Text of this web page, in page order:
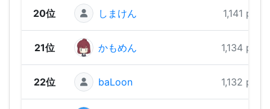
20位 しまけん 1,141 pts
21位 かもめん 1,134 pts
22位 baLoon 1,132 pts